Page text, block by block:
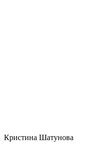
Кристина Шатунова